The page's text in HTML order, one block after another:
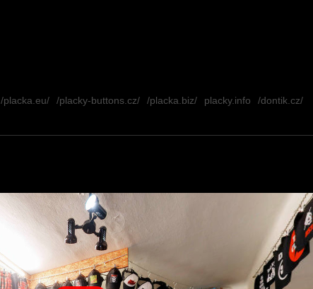
/placka.eu/ /placky-buttons.cz/ /placka.biz/ placky.info /dontik.cz/